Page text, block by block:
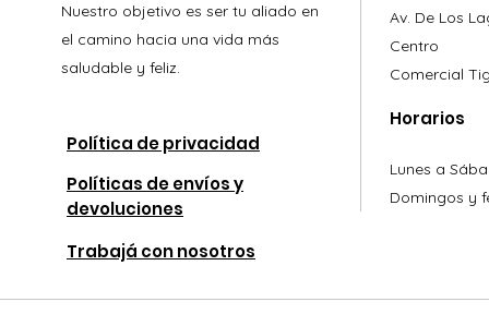
Nuestro objetivo es ser tu aliado en
el camino hacia una vida más
saludable y feliz.
Política de privacidad
Políticas de envíos y
devoluciones
Trabajá con nosotros
Av. De Los
Centro
Comercial
Horarios
Lunes a
Domingos y